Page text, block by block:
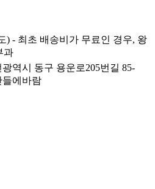
) - 최초 배송비가 무료인 경우, 왕
과
광역시 동구 용운로205번길 85-
들에바람